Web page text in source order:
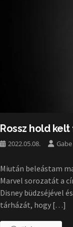
Rossz hold kelt
2022.05.08.
Miután beleástam
Marvel sorozatát a
Disney büdzséjével
tárházát, hogy […]